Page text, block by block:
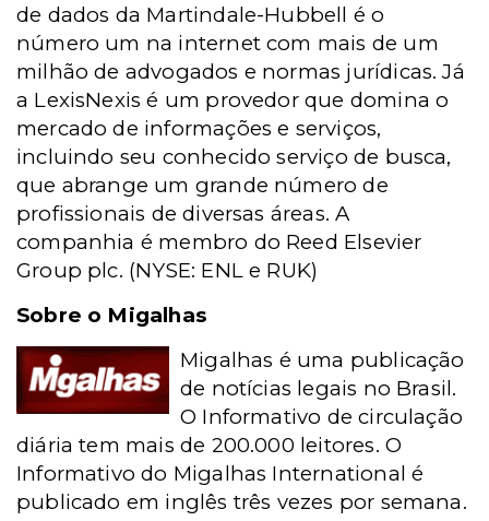
de dados da Martindale-Hubbell é o
número um na internet com mais de um
milhão de advogados e normas jurídicas. Já
a LexisNexis é um provedor que domina o
mercado de informações e serviços,
incluindo seu conhecido serviço de busca,
que abrange um grande número de
profissionais de diversas áreas. A
companhia é membro do Reed Elsevier
Group plc. (NYSE: ENL e RUK)
Sobre o Migalhas
Migalhas é uma publicação
de notícias legais no Brasil.
O Informativo decirculação
diária tem mais de 200.000 leitores. O
Informativo do Migalhas International é
publicado em inglês três vezes por semana.